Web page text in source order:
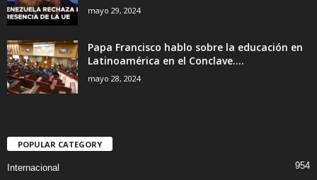
mayo 29, 2024
Papa Francisco hablo sobre la educación en
Latinoamérica en el Conclave....
mayo 28, 2024
POPULAR CATEGORY
Internacional 954